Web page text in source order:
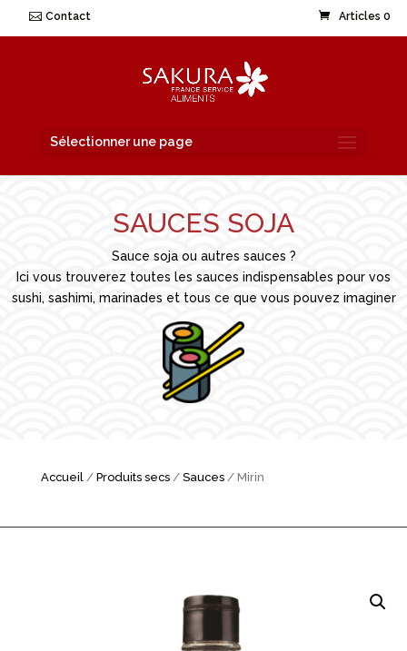
Contact Articles 0
Sélectionner une page
SAUCES SOJA
Sauce soja ou autres sauces ?
Ici vous trouverez toutes les sauces indispensables pour vos
sushi, sashimi, marinades et tous ce que vous pouvez imaginer
Accueil/ Produits secs/ Sauces/ Mirin